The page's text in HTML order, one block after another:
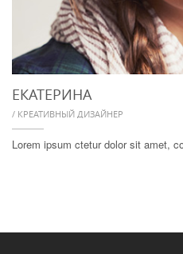
ЕКАТЕРИНА
/ КРЕАТИВНЫЙ ДИЗАЙНЕР
Lorem ipsum ctetur dolor sit amet,